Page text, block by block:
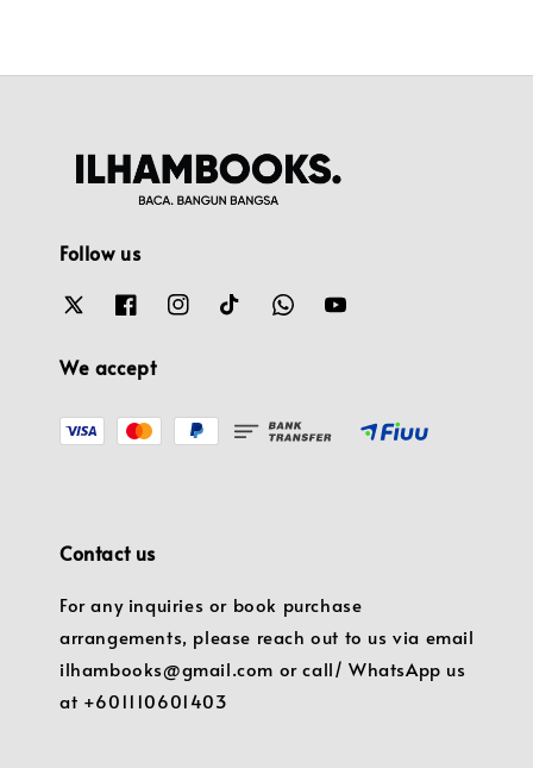
Follow us
We accept
Contact us
For any inquiries or book purchase
arrangements, please reach out to us via email
ilhambooks@gmail.com or call/ WhatsApp us
at +601110601403